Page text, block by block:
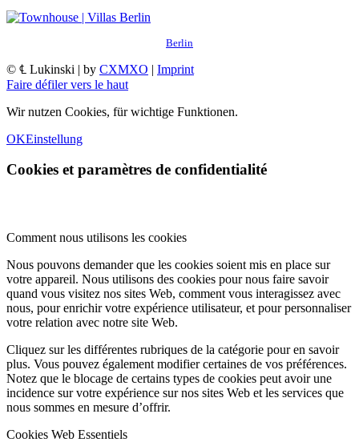
Berlin
© ℄ Lukinski | by CXMXO | Imprint
Faire défiler vers le haut
Wir nutzen Cookies, für wichtige Funktionen.
OKEinstellung
Cookies et paramètres de confidentialité
Comment nous utilisons les cookies
Nous pouvons demander que les cookies soient mis en place sur
votre appareil. Nous utilisons des cookies pour nous faire savoir
quand vous visitez nos sites Web, comment vous interagissez avec
nous, pour enrichir votre expérience utilisateur, et pour personnaliser
votre relation avec notre site Web.
Cliquez sur les différentes rubriques de la catégorie pour en savoir
plus. Vous pouvez également modifier certaines de vos préférences.
Notez que le blocage de certains types de cookies peut avoir une
incidence sur votre expérience sur nos sites Web et les services que
nous sommes en mesure d’offrir.
Cookies Web Essentiels